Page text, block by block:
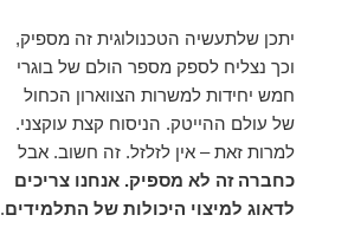
יתכן שלתעשיה הטכנולוגית זה מספיק,
וכך נצליח לספק מספר הולם של בוגרי
חמש יחידות למשרות הצווארון הכחול
של עולם ההייטק. הניסוח קצת עוקצני.
למרות זאת – אין לזלזל. זה חשוב. אבל
כחברה זה לא מספיק. אנחנו צריכים
לדאוג למיצוי היכולות של התלמידים.